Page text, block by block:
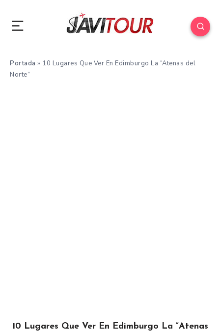
Portada » 10 Lugares Que Ver En Edimburgo La “Atenas del
Norte”
10 Lugares Que Ver En Edimburgo La “Atenas